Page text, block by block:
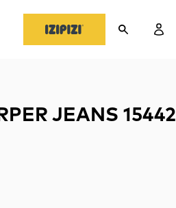
JEANS 15442